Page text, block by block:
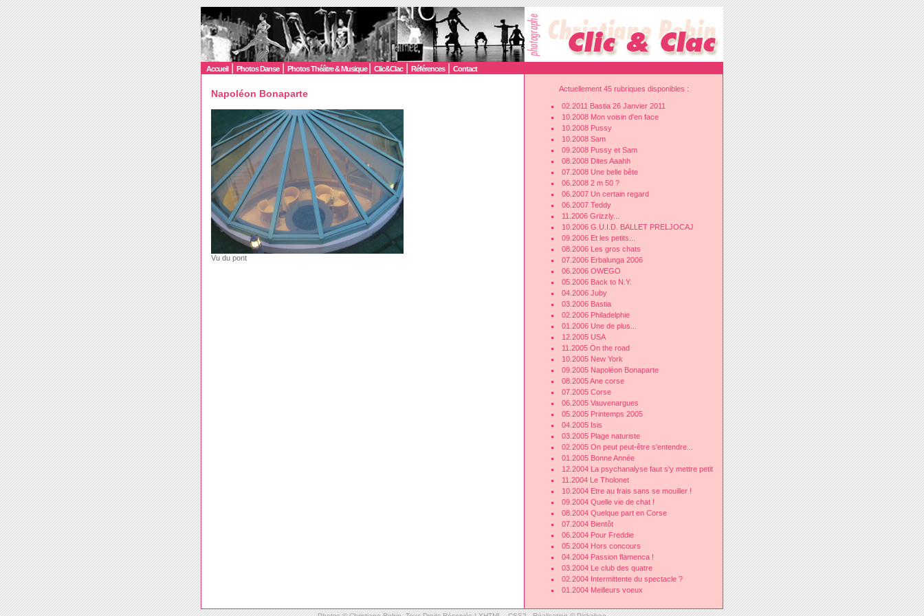
Accueil Photos Danse Photos Théâtre & Musique Clic&Clac Références Contact
Napoléon Bonaparte
Vu du pont
Actuellement 45 rubriques disponibles :
02.2011 Bastia 26 Janvier 2011
10.2008 Mon voisin d'en face
10.2008 Pussy
10.2008 Sam
09.2008 Pussy et Sam
08.2008 Dites Aaahh
07.2008 Une belle bête
06.2008 2 m 50 ?
06.2007 Un certain regard
06.2007 Teddy
11.2006 Grizzly...
10.2006 G.U.I.D. BALLET PRELJOCAJ
09.2006 Et les petits...
08.2006 Les gros chats
07.2006 Erbalunga 2006
06.2006 OWEGO
05.2006 Back to N.Y.
04.2006 Juby
03.2006 Bastia
02.2006 Philadelphie
01.2006 Une de plus...
12.2005 USA
11.2005 On the road
10.2005 New York
09.2005 Napoléon Bonaparte
08.2005 Ane corse
07.2005 Corse
06.2005 Vauvenargues
05.2005 Printemps 2005
04.2005 Isis
03.2005 Plage naturiste
02.2005 On peut peut-être s'entendre...
01.2005 Bonne Année
12.2004 La psychanalyse faut s'y mettre petit
11.2004 Le Tholonet
10.2004 Etre au frais sans se mouiller !
09.2004 Quelle vie de chat !
08.2004 Quelque part en Corse
07.2004 Bientôt
06.2004 Pour Freddie
05.2004 Hors concours
04.2004 Passion flamenca !
03.2004 Le club des quatre
02.2004 Intermittente du spectacle ?
01.2004 Meilleurs voeux